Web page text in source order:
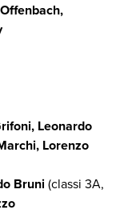
Leonardo
Lorenzo
Bruni(classi 3A,